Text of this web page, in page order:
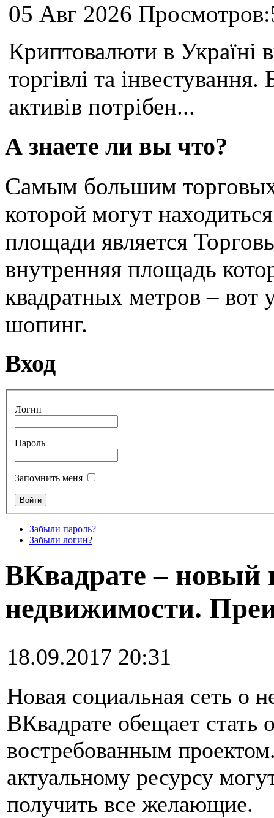
05 Авг 2026
Криптовалюти в Україні
торгівлі та
активів потрібен...
А знаете ли вы что?
Самым большим
которой могут
площади является
внутренняя площадь
квадратных метров – вот
шопинг.
Вход
Логин
Пароль
Запомнить меня
Забыли пароль?
Забыли логин?
ВКвадрате –
недвижимости.
18.09.2017 20:31
Новая социальная сеть о
ВКвадрате обещает стать
востребованным
актуальному ресурсу
получить все желающие.